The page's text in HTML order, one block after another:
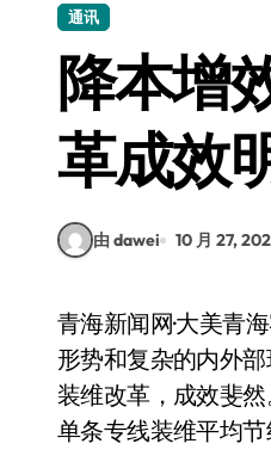
通讯
降本增
革成效
由 dawei 10 月 27,
青海新闻网·大美青海客户端讯 为了适应新形势下快速响应政企市场的需求，面对全新的市场竞争
形势和复杂的内外
装维改革，成效斐
单条专线装维平均